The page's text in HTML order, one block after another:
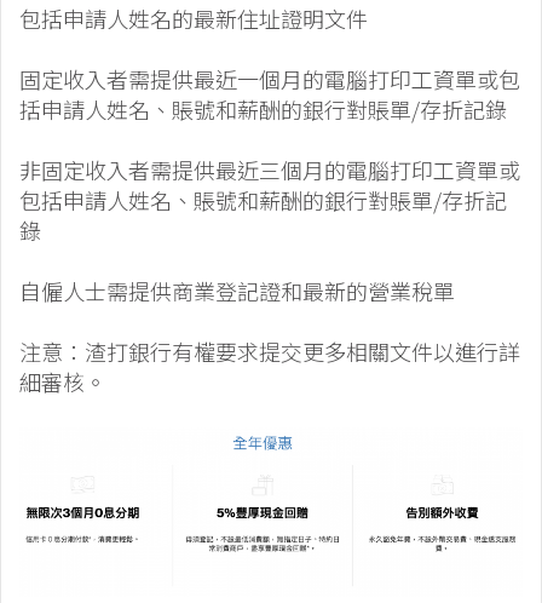
包括申請人姓名的最新住址證明文件
固定收入者需提供最近一個月的電腦打印工資單或包
括申請人姓名、賬號和薪酬的銀行對賬單/存折記錄
非固定收入者需提供最近三個月的電腦打印工資單或
包括申請人姓名、賬號和薪酬的銀行對賬單/存折記
錄
自僱人士需提供商業登記證和最新的營業稅單
注意：渣打銀行有權要求提交更多相關文件以進行詳
細審核。